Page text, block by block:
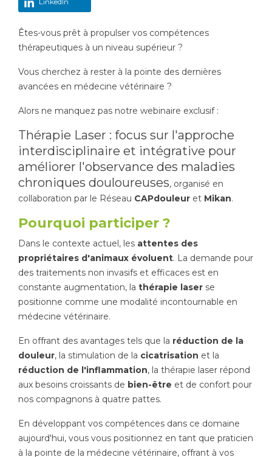
Êtes-vous prêt à propulser vos compétences
thérapeutiques à un niveau supérieur ?
Vous cherchez à rester à la pointe des dernières
avancées en médecine vétérinaire ?
Alors ne manquez pas notre webinaire exclusif :
Thérapie Laser : focus sur l'approche
interdisciplinaire et intégrative pour
améliorer l'observance des maladies
chroniques douloureuses, organisé en
collaboration par le Réseau CAPdouleur et Mikan.
Pourquoi participer ?
Dans le contexte actuel, les attentes des
propriétaires d'animaux évoluent. La demande pour
des traitements non invasifs et efficaces est en
constante augmentation, la thérapie laser se
positionne comme une modalité incontournable en
médecine vétérinaire.
En offrant des avantages tels que la réduction de la
douleur, la stimulation de la cicatrisation et la
réduction de l'inflammation, la thérapie laser répond
aux besoins croissants de bien-être et de confort pour
nos compagnons à quatre pattes.
En développant vos compétences dans ce domaine
aujourd'hui, vous vous positionnez en tant que praticien
à la pointe de la médecine vétérinaire, offrant à vos
Analyse biomécanique